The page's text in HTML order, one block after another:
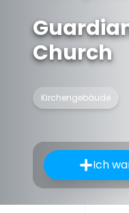
Church
Kirchengebäude
Ich